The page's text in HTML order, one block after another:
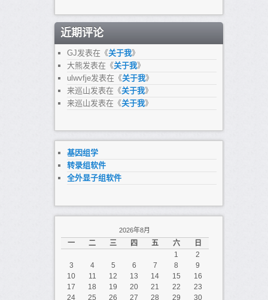
近期评论
GJ发表在《关于我》
大熊发表在《关于我》
ulwvfje发表在《关于我》
来巡山发表在《关于我》
来巡山发表在《关于我》
基因组学
转录组软件
全外显子组软件
2026年8月
一 二 三 四 五 六
日
1
2
3
4 5 6 7 8
9
10
11 12 13 14 15
16
17
18 19 20 21 22
23
24
25 26 27 28 29 30